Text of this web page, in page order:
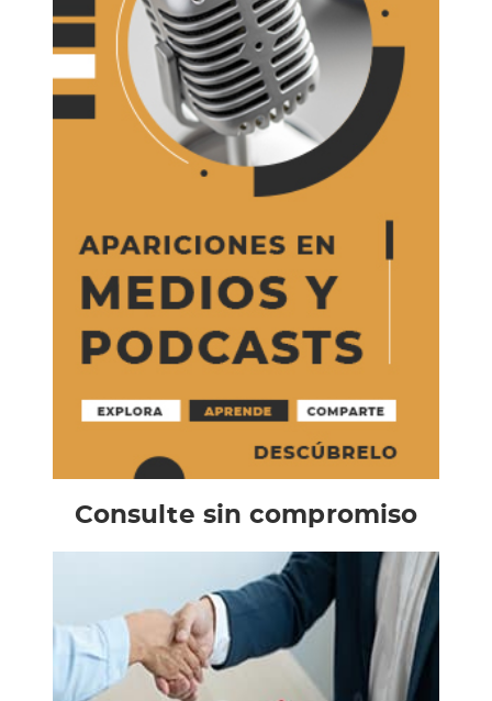
Consulte sin compromiso